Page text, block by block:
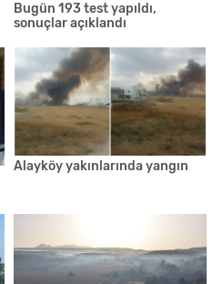
Bugün 193 test yapıldı,
sonuçlar açıklandı
Alayköy yakınlarında yangın